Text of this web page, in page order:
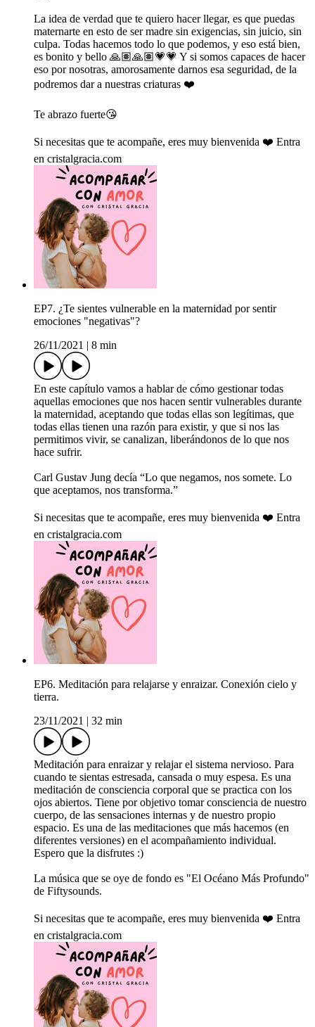
La idea de verdad que te quiero hacer llegar, es que puedas
maternarte en esto de ser madre sin exigencias, sin juicio, sin
culpa. Todas hacemos todo lo que podemos, y eso está bien,
es bonito y bello 🙏🏽🙏🏽💗💗 Y si somos capaces de hacer
eso por nosotras, amorosamente darnos esa seguridad, de la
podremos dar a nuestras criaturas ❤️
Te abrazo fuerte😘
Si necesitas que te acompañe, eres muy bienvenida ❤️ Entra
en cristalgracia.com
EP7. ¿Te sientes vulnerable en la maternidad por sentir
emociones "negativas"?
26/11/2021 | 8 min
En este capítulo vamos a hablar de cómo gestionar todas
aquellas emociones que nos hacen sentir vulnerables durante
la maternidad, aceptando que todas ellas son legítimas, que
todas ellas tienen una razón para existir, y que si nos las
permitimos vivir, se canalizan, liberándonos de lo que nos
hace sufrir.
Carl Gustav Jung decía “Lo que negamos, nos somete. Lo
que aceptamos, nos transforma.”
Si necesitas que te acompañe, eres muy bienvenida ❤️ Entra
en cristalgracia.com
EP6. Meditación para relajarse y enraizar. Conexión cielo y
tierra.
23/11/2021 | 32 min
Meditación para enraizar y relajar el sistema nervioso. Para
cuando te sientas estresada, cansada o muy espesa. Es una
meditación de consciencia corporal que se practica con los
ojos abiertos. Tiene por objetivo tomar consciencia de nuestro
cuerpo, de las sensaciones internas y de nuestro propio
espacio. Es una de las meditaciones que más hacemos (en
diferentes versiones) en el acompañamiento individual.
Espero que la disfrutes :)
La música que se oye de fondo es "El Océano Más Profundo"
de Fiftysounds.
Si necesitas que te acompañe, eres muy bienvenida ❤️ Entra
en cristalgracia.com